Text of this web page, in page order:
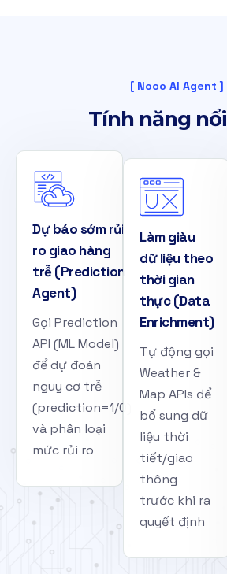
[ Noco AI Agent ]
Tính năng nổi
Dự báo sớm rủi
ro giao hàng
trễ (Prediction
Agent)
Gọi Prediction
API (ML Model)
để dự đoán
nguy cơ trễ
(prediction=1/0)
và phân loại
mức rủi ro
Làm giàu
dữ liệu theo
thời gian
thực (Data
Enrichment)
Tự động gọi
Weather &
Map APIs để
bổ sung dữ
liệu thời
tiết/giao
thông
trước khi ra
quyết định